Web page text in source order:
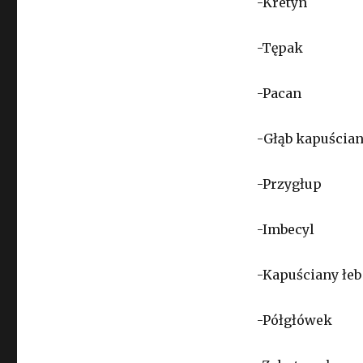
-Tępak
-Pacan
-Głąb
-Przygłup
-Imbecyl
-Kapuściany łeb
-Półgłówek